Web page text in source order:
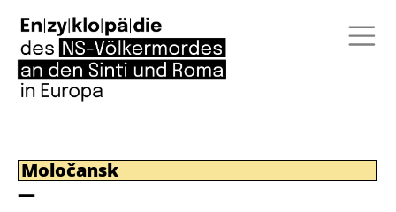
Moločansk